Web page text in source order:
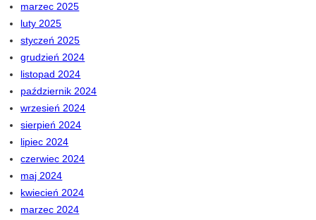
marzec 2025
luty 2025
styczeń 2025
grudzień 2024
listopad 2024
październik 2024
wrzesień 2024
sierpień 2024
lipiec 2024
czerwiec 2024
maj 2024
kwiecień 2024
marzec 2024